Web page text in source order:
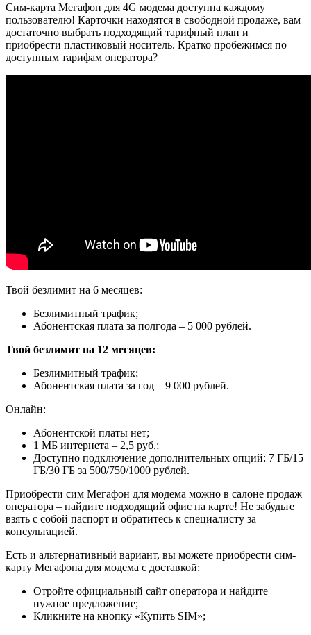
Сим-карта Мегафон для 4G модема доступна каждому
пользователю! Карточки находятся в свободной продаже, вам
достаточно выбрать подходящий тарифный план и
приобрести пластиковый носитель. Кратко пробежимся по
доступным тарифам оператора?
Твой безлимит на 6 месяцев:
Безлимитный трафик;
Абонентская плата за полгода – 5 000 рублей.
Твой безлимит на 12 месяцев:
Безлимитный трафик;
Абонентская плата за год – 9 000 рублей.
Онлайн:
Абонентской платы нет;
1 МБ интернета – 2,5 руб.;
Доступно подключение дополнительных опций: 7 ГБ/15
ГБ/30 ГБ за 500/750/1000 рублей.
Приобрести сим Мегафон для модема можно в салоне продаж
оператора – найдите подходящий офис на карте! Не забудьте
взять с собой паспорт и обратитесь к специалисту за
консультацией.
Есть и альтернативный вариант, вы можете приобрести сим-
карту Мегафона для модема с доставкой:
Отройте официальный сайт оператора и найдите
нужное предложение;
Кликните на кнопку «Купить SIM»;